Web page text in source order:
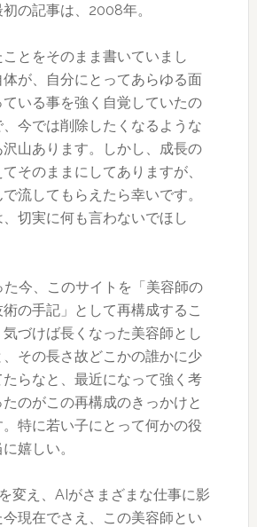
の記事は、2008年。
とをそのまま書いていまし
が、自分にとってあらゆる面
いる事を強く自覚していたの
今では削除したくなるような
沢山あります。しかし、成長の
そのままにしてありますが、
流してもらえたら幸いです。
切実に何も言わないでほし
た今、このサイトを「美容師の
の手記」として再構成するこ
づけば長くなった美容師とし
その長さ故どこかの誰かに少
たらなと、最近になって強く考
のがこの再構成のきっかけと
。特に若い子にとって何かの役
嬉しい。
変え、AIがさまざまな仕事に影
現在でさえ、この美容師とい